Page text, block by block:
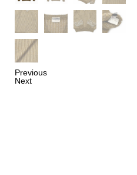
Previous
Next